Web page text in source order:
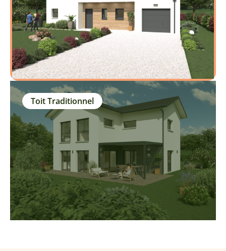
Toit Traditionnel